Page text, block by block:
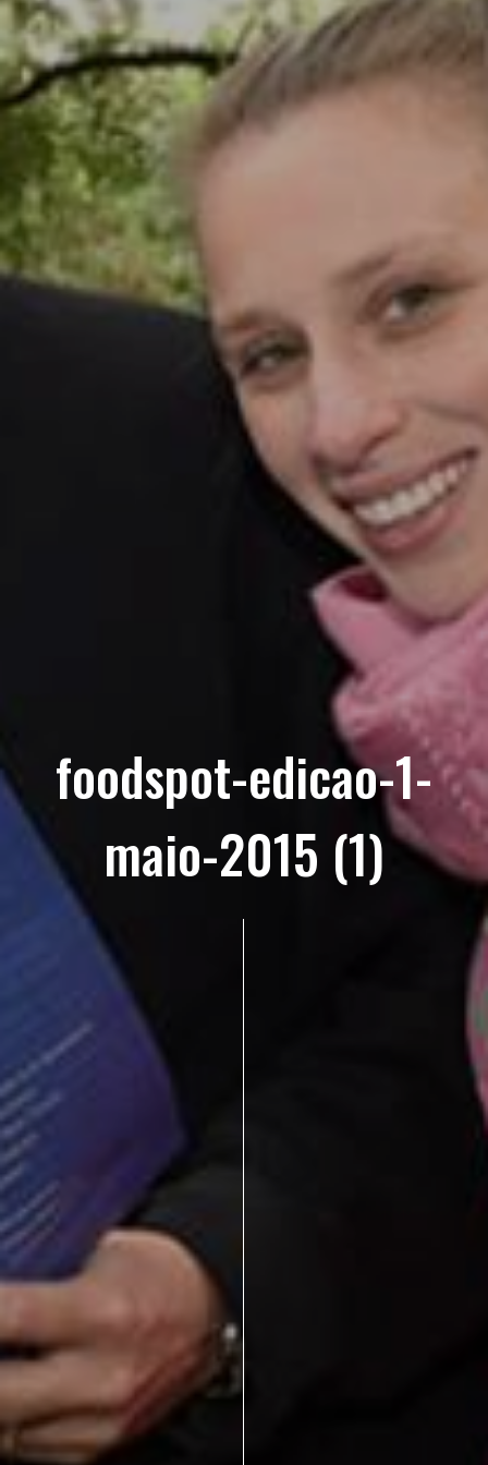
foodspot-edicao-1-
maio-2015 (1)